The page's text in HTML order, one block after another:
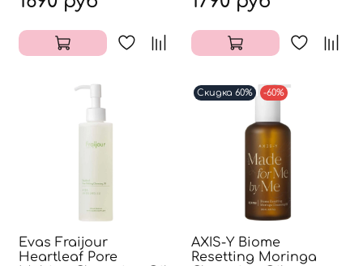
Evas Fraijour
Heartleaf Pore
Скидка 60% -60%
AXIS-Y Biome
Resetting Moringa